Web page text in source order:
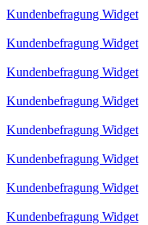
Kundenbefragung Widget
Kundenbefragung Widget
Kundenbefragung Widget
Kundenbefragung Widget
Kundenbefragung Widget
Kundenbefragung Widget
Kundenbefragung Widget
Kundenbefragung Widget